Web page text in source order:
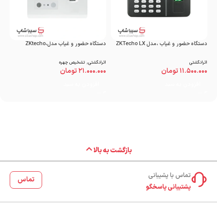
دستگاه حضور و غیاب ،مدل ZKTecho LX
اثرانگشتی
۱۱.۵۰۰.۰۰۰تومان
دستگاه حضور و غیاب مدل،ZKtecho
اثرانگشتی, تشخیص چهره
۲۱.۰۰۰.۰۰۰تومان
بازگشت به بالا
تماس با پشیبانی
پشتیبانی پاسخگو
تماس